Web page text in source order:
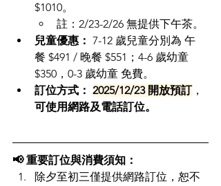
$1010。
註：2/23-2/26 無提供下午茶。
兒童優惠： 7-12 歲兒童分別為 午
餐 $491 / 晚餐 $551；4-6 歲幼童
$350，0-3 歲幼童 免費。
訂位方式： 2025/12/23 開放預訂，
可使用網路及電話訂位。
📢 重要訂位與消費須知：
除夕至初三僅提供網路訂位，恕不